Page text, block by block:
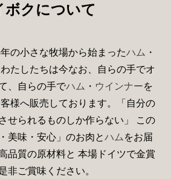
ボクについて
の小さな牧場から始まったハム ・
たしたちは今なお、自らの手でオ
、自らの手でハム ・ ウインナーを
様へ販売しております。「自分の
せられるものしか作らない」 この
美味・安心」のお肉とハム をお届
品質の原材料と 本場ドイツで金賞
非ご賞味ください。